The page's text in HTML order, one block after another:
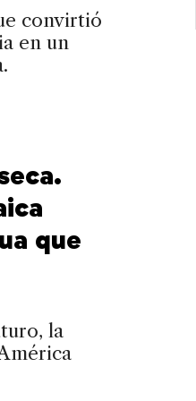
convirtió
en un
que
la